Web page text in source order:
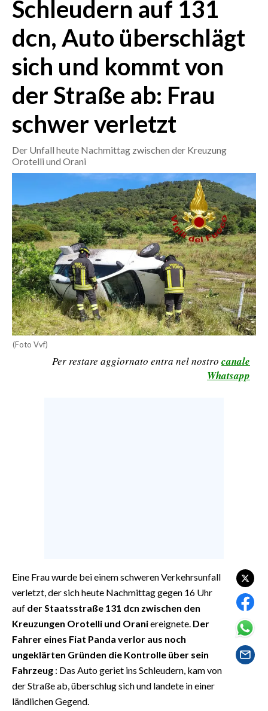
CRONACA
ITALIA
MONDO
POLITICA
ECONOMIA
SERVIZI ALLE IMPRESE
SPORT IN SARDEGNA
SPORT
RISULTATI E CLASSIFICHE
CALCIO
CALCIO REGIONALE
BASKET
VOLLEY
INSULARITÀ
FOTO
VIDEO
INFO AZIENDE
ABBONATI
Schleudern auf 131
dcn, Auto überschlägt
sich und kommt von
der Straße ab: Frau
schwer verletzt
Der Unfall heute Nachmittag zwischen der Kreuzung
Orotelli und Orani
(Foto Vvf)
Per restare aggiornato entra nel nostro canale
Whatsapp
Eine Frau wurde bei einem schweren Verkehrsunfall
verletzt, der sich heute Nachmittag gegen 16 Uhr
auf der Staatsstraße 131 dcn zwischen den
Kreuzungen Orotelli und Oraniereignete. Der
Fahrer eines Fiat Panda verlor aus noch
ungeklärten Gründen die Kontrolle über sein
Fahrzeug : Das Auto geriet ins Schleudern, kam von
der Straße ab, überschlug sich und landete in einer
ländlichen Gegend.